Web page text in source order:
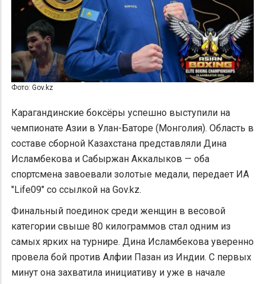
Фото: Gov.kz
Карагандинские боксёры успешно выступили на
чемпионате Азии в Улан-Баторе (Монголия). Область в
составе сборной Казахстана представляли Дина
Исламбекова и Сабыржан Аккалыков — оба
спортсмена завоевали золотые медали, передает ИА
"Life09" со ссылкой на Gov.kz.
Финальный поединок среди женщин в весовой
категории свыше 80 килограммов стал одним из
самых ярких на турнире. Дина Исламбекова уверенно
провела бой против Алфии Пазан из Индии. С первых
минут она захватила инициативу и уже в начале